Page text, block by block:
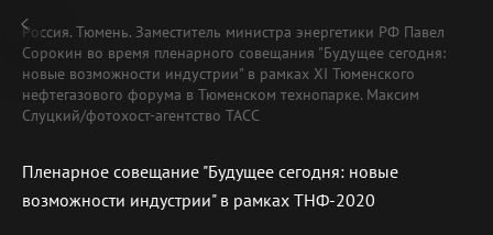
Россия. Тюмень. Заместитель министра энергетики РФ Павел
Сорокин во время пленарного совещания "Будущее сегодня:
новые возможности индустрии" в рамках XI Тюменского
нефтегазового форума в Тюменском технопарке. Максим
Слуцкий/фотохост-агентство ТАСС
Пленарное совещание "Будущее сегодня: новые
возможности индустрии" в рамках ТНФ-2020